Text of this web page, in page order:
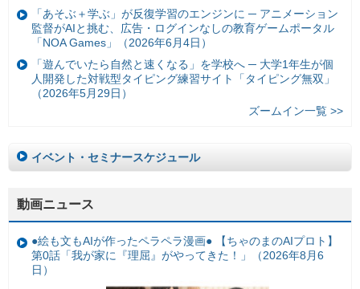
「あそぶ＋学ぶ」が反復学習のエンジンに ─ アニメーション
監督がAIと挑む、広告・ログインなしの教育ゲームポータル
「NOA Games」（2026年6月4日）
「遊んでいたら自然と速くなる」を学校へ ─ 大学1年生が個
人開発した対戦型タイピング練習サイト「タイピング無双」
（2026年5月29日）
ズームイン一覧 >>
イベント・セミナースケジュール
動画ニュース
●絵も文もAIが作ったペラペラ漫画● 【ちゃのまのAIプロト】
第0話「我が家に『理屈』がやってきた！」（2026年8月6
日）